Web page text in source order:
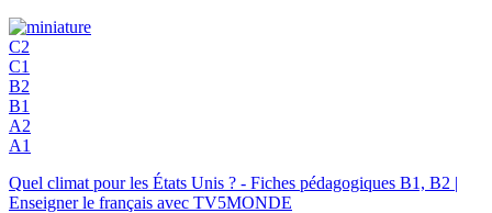
C2
C1
B2
B1
A2
A1
Quel climat pour les États Unis ? - Fiches pédagogiques B1, B2 |
Enseigner le français avec TV5MONDE